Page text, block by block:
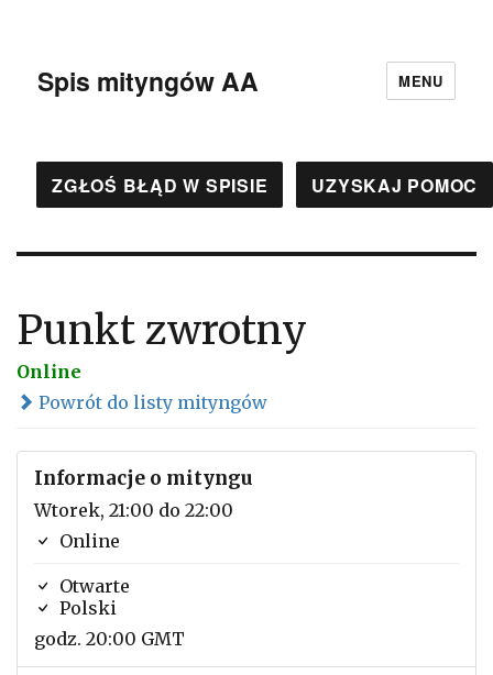
Spis mityngów AA MENU
ZGŁOŚ BŁĄD W SPISIE UZYSKAJ POMOC
Punkt zwrotny
Online
Powrót do listy mityngów
Informacje o mityngu
Wtorek, 21:00 do 22:00
Online
Otwarte
Polski
godz. 20:00 GMT